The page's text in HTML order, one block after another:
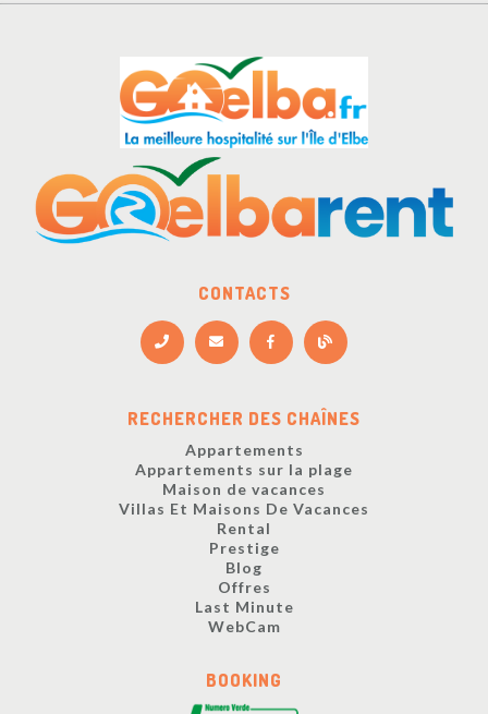
CONTACTS
RECHERCHER DES CHAÎNES
Appartements
Appartements sur la plage
Maison de vacances
Villas Et Maisons De Vacances
Rental
Prestige
Blog
Offres
Last Minute
WebCam
BOOKING